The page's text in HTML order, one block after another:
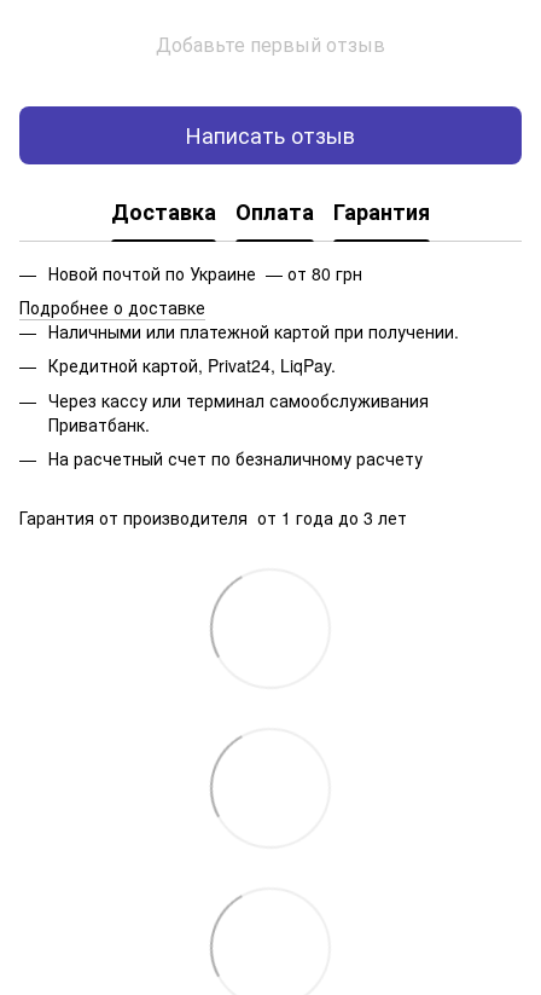
Добавьте первый отзыв
Написать отзыв
Доставка Оплата Гарантия
Новой почтой по Украине — от 80 грн
Подробнее о доставке
Наличными или платежной картой при получении.
Кредитной картой, Privat24, LiqPay.
Через кассу или терминал самообслуживания
Приватбанк.
На расчетный счет по безналичному расчету
Гарантия от производителя от 1 года до 3 лет